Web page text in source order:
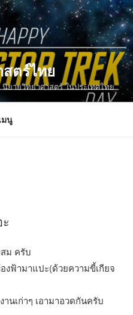
ตร์ไทย
ยายวิทยาศาสตร์ ในประเทศไทย
มนู
ม ครับ
งฟ้ามาแปะ(ด้วยความขี้เกียจ
านเก่าๆ เอามาอวดกันครับ